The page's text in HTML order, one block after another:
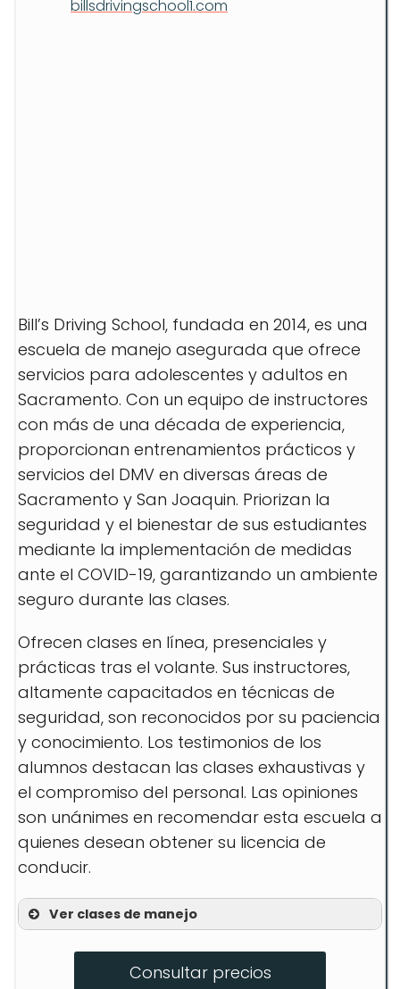
billsdrivingschool1.com
Bill’s Driving School, fundada en 2014, es una
escuela de manejo asegurada que ofrece
servicios para adolescentes y adultos en
Sacramento. Con un equipo de instructores
con más de una década de experiencia,
proporcionan entrenamientos prácticos y
servicios del DMV en diversas áreas de
Sacramento y San Joaquin. Priorizan la
seguridad y el bienestar de sus estudiantes
mediante la implementación de medidas
ante el COVID-19, garantizando un ambiente
seguro durante las clases.
Ofrecen clases en línea, presenciales y
prácticas tras el volante. Sus instructores,
altamente capacitados en técnicas de
seguridad, son reconocidos por su paciencia
y conocimiento. Los testimonios de los
alumnos destacan las clases exhaustivas y
el compromiso del personal. Las opiniones
son unánimes en recomendar esta escuela a
quienes desean obtener su licencia de
conducir.
Ver clases de manejo
Programa para adultos
Consultar precios